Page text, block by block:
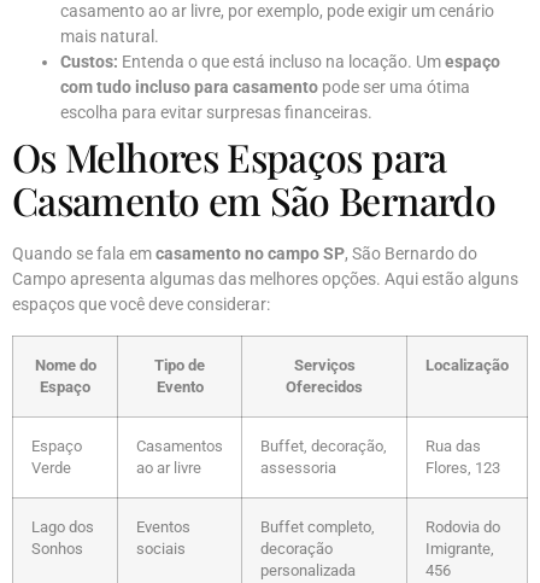
casamento ao ar livre, por exemplo, pode exigir um cenário
mais natural.
Custos: Entenda o que está incluso na locação. Umespaço
com tudo incluso para casamento pode ser uma ótima
escolha para evitar surpresas financeiras.
Os Melhores Espaços para
Casamento em São Bernardo
Quando se fala emcasamento no campo SP, São Bernardo do
Campo apresenta algumas das melhores opções. Aqui estão alguns
espaços que você deve considerar:
Nome do
Espaço
Tipo de
Evento
Serviços
Oferecidos
Localização
Espaço
Verde
Casamentos
ao ar livre
Buffet, decoração,
assessoria
Rua das
Flores, 123
Lago dos
Sonhos
Eventos
sociais
Buffet completo,
decoração
personalizada
Rodovia do
Imigrante,
456